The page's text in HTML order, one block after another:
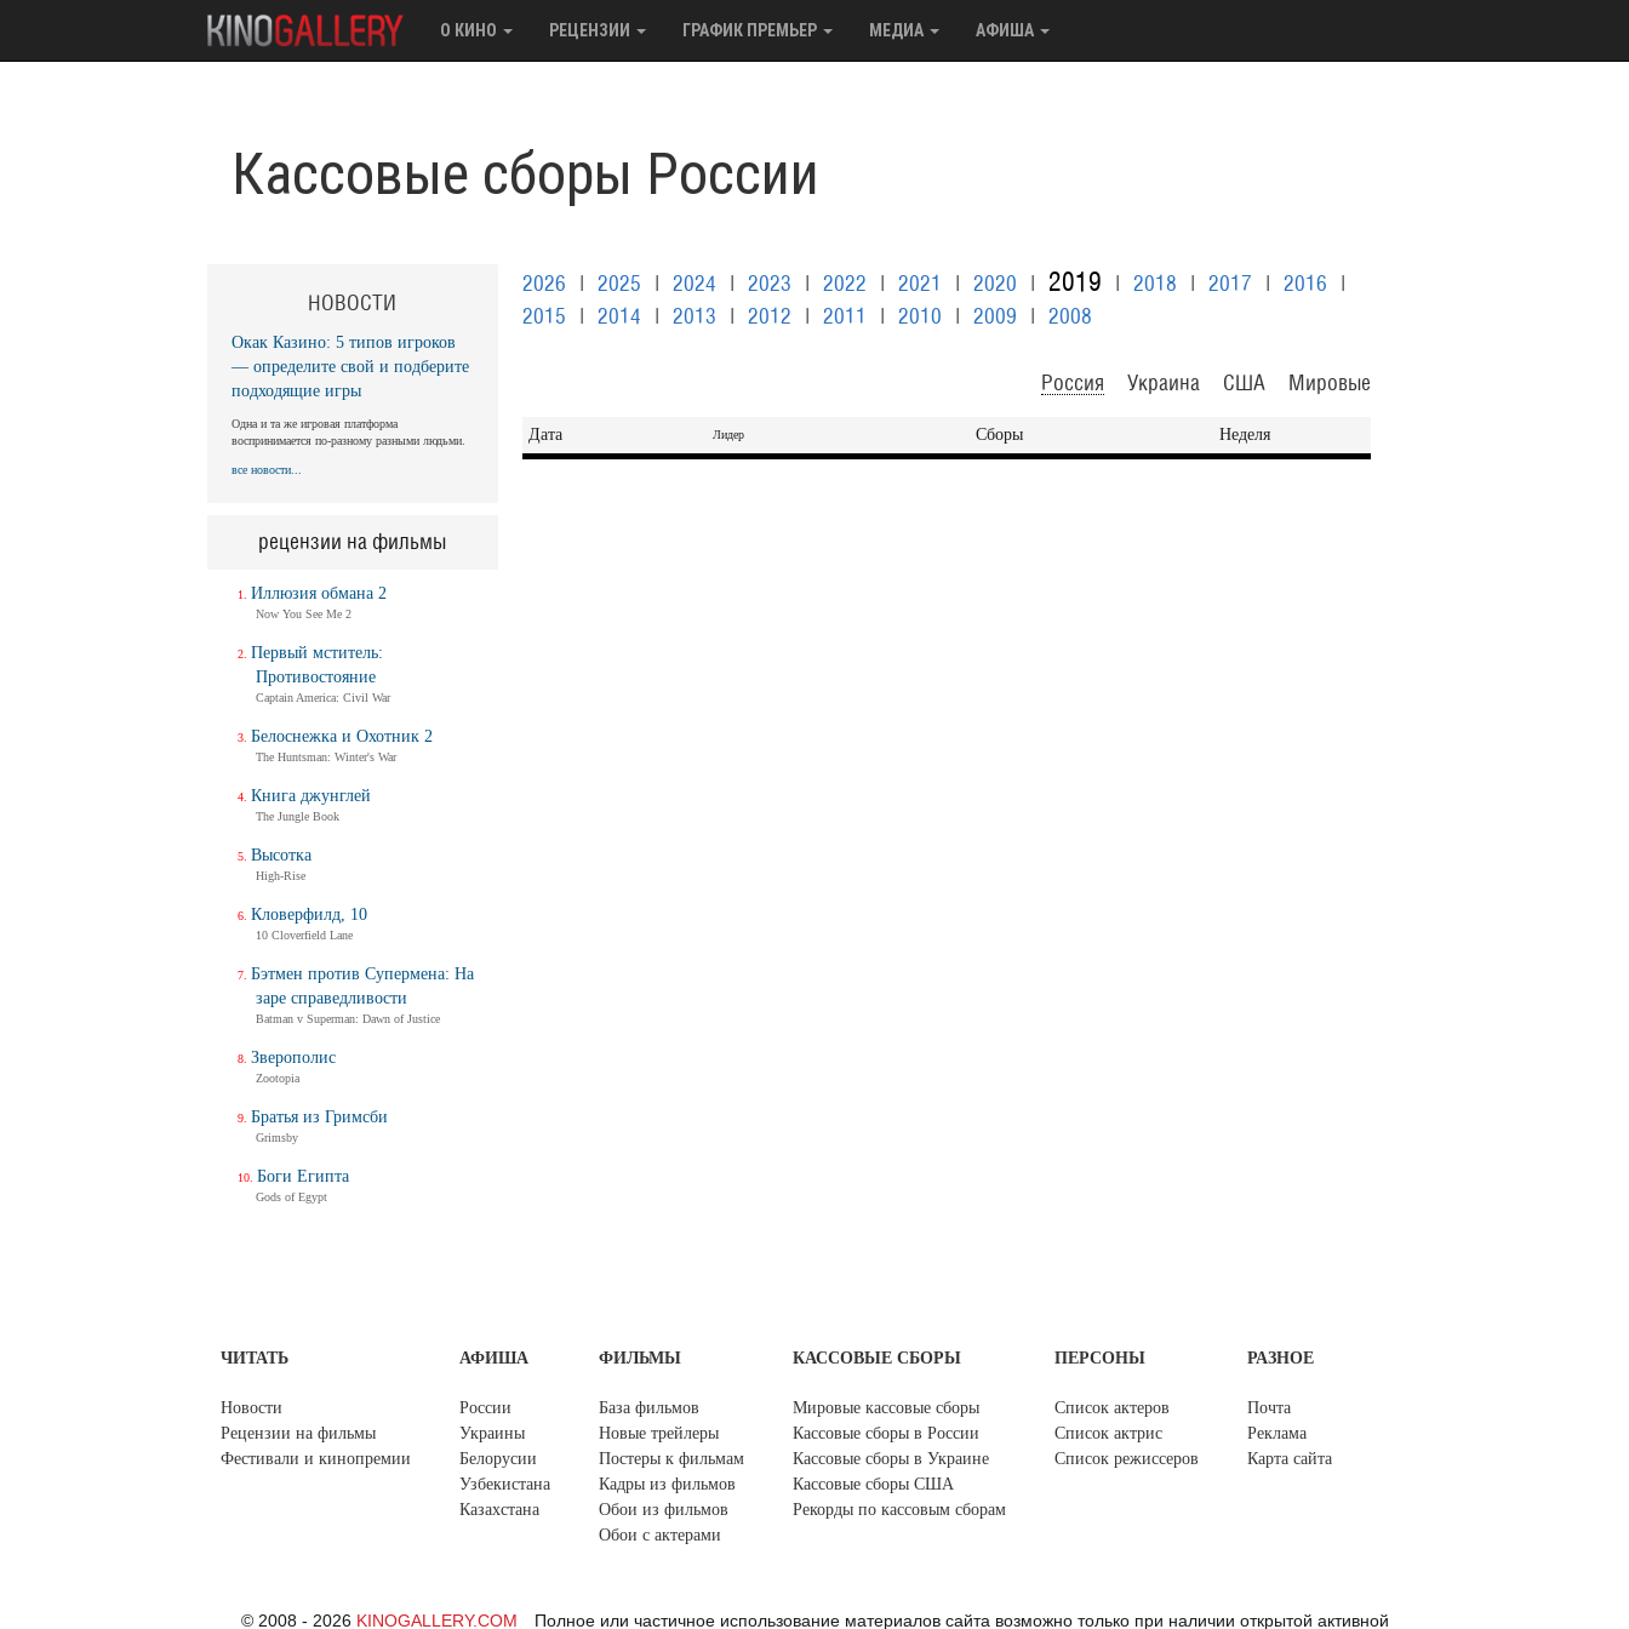
О КИНО РЕЦЕНЗИИ ГРАФИК ПРЕМЬЕР МЕДИА АФИША
Кассовые сборы России
НОВОСТИ
Окак Казино: 5 типов игроков
— определите свой и подберите
подходящие игры
Одна и та же игровая платформа
воспринимается по-разному разными людьми.
все новости...
рецензии на фильмы
Иллюзия обмана 2
Now You See Me 2
Первый мститель:
Противостояние
Captain America: Civil War
Белоснежка и Охотник 2
The Huntsman: Winter's War
Книга джунглей
The Jungle Book
Высотка
High-Rise
Кловерфилд, 10
10 Cloverfield Lane
Бэтмен против Супермена: На
заре справедливости
Batman v Superman: Dawn of Justice
Зверополис
Zootopia
Братья из Гримсби
Grimsby
Боги Египта
Gods of Egypt
2026 2025 2024 2023 2022 2021 2020 2019 2018 2017 2016
2015
2014 2013 2012 2011 2010 2009 2008
Россия Украина США Мировые
Дата Лидер Сборы Неделя
ЧИТАТЬ
Новости
Рецензии на фильмы
Фестивали и кинопремии
АФИША
России
Украины
Белорусии
Узбекистана
Казахстана
ФИЛЬМЫ
База фильмов
Новые трейлеры
Постеры к фильмам
Кадры из фильмов
Обои из фильмов
Обои с актерами
КАССОВЫЕ СБОРЫ
Мировые кассовые сборы
Кассовые сборы в России
Кассовые сборы в Украине
Кассовые сборы США
Рекорды по кассовым сборам
ПЕРСОНЫ
Список актеров
Список актрис
Список режиссеров
РАЗНОЕ
Почта
Реклама
Карта сайта
© 2008 - 2026 KINOGALLERY.COM Полное или частичное использование материалов сайта возможно только при наличии открытой активной